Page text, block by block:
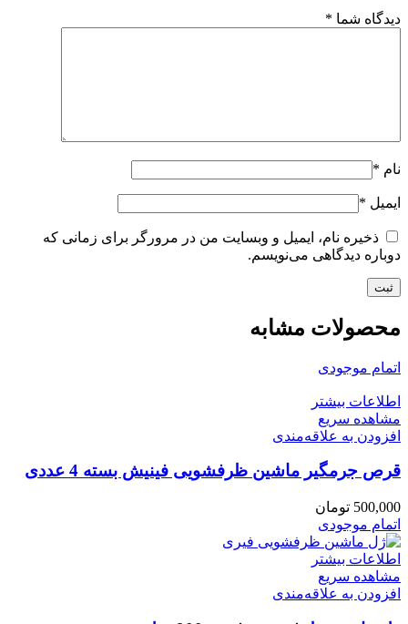
دیدگاه شما *
نام *
ایمیل *
ذخیره نام، ایمیل و وبسایت من در مرورگر برای زمانی که
دوباره دیدگاهی می‌نویسم.
محصولات مشابه
اتمام موجودی
اطلاعات بیشتر
مشاهده سریع
افزودن به علاقه‌مندی
قرص جرمگیر ماشین ظرفشویی فینیش بسته 4 عددی
500,000 تومان
اتمام موجودی
اطلاعات بیشتر
مشاهده سریع
افزودن به علاقه‌مندی